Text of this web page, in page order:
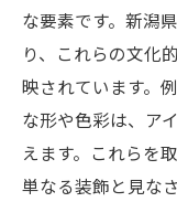
な要素です。新潟
り、これらの文化
映されています。
な形や色彩は、ア
えます。これらを
単なる装飾と見な